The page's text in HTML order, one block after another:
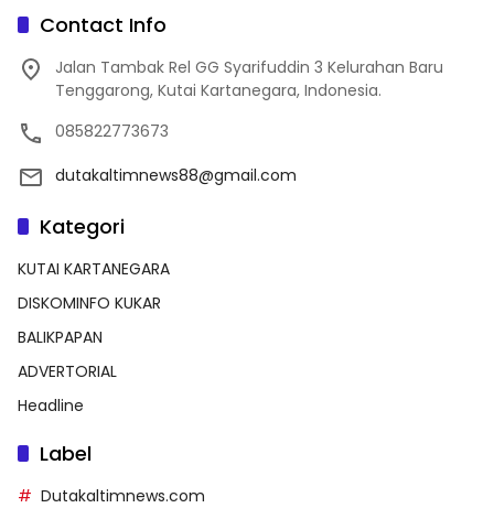
Contact Info
Jalan Tambak Rel GG Syarifuddin 3 Kelurahan Baru
Tenggarong, Kutai Kartanegara, Indonesia.
085822773673
dutakaltimnews88@gmail.com
Kategori
KUTAI KARTANEGARA
DISKOMINFO KUKAR
BALIKPAPAN
ADVERTORIAL
Headline
Label
Dutakaltimnews.com